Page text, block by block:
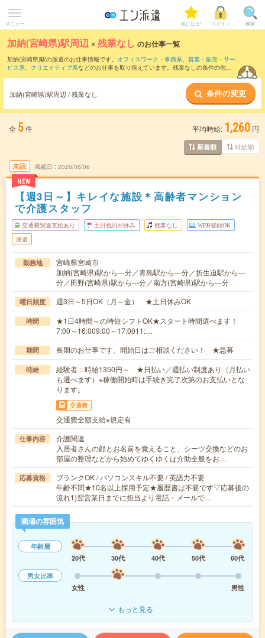
メニュー 気になる! ログイン 検索
加納(宮崎県)駅周辺 ×残業なし のお仕事一覧
加納(宮崎県)駅の派遣のお仕事情報です。 オフィスワーク・事務系、 営業・販売・サー
ビス系、 クリエイティブ系などのお仕事を取り揃えています。残業なしの条件の他
加納(宮崎県)駅周辺 / 残業なし 条件の変更
全 5件 平均時給: 1,260 円
新着順 時給順
未読
NEW
掲載日 2026/08/06
【週3日～】キレイな施設＊高齢者マンション
で介護スタッフ
交通費別途支給あり 土日祝日が休み 残業なし WEB登録OK
派遣
勤務地
宮崎県宮崎市
加納(宮崎県)駅から---分／青島駅から---分／折生迫駅から---
分／田野(宮崎県)駅から---分／南方(宮崎県)駅から---分
曜日頻度 週3日～5日OK（月～金） ★土日休みOK
時間
★1日4時間～の時短シフトOK★スタート時間選べます！
7:00～16:009:00～17:0011:…
期間 長期のお仕事です。開始日はご相談ください！ ★急募
時給
経験者：時給1350円～ ★日払い／週払い制度あり（月払い
も選べます）※稼働開始時は手続き完了次第のお支払いとな
ります。
交通費
交通費全額支給※規定有
仕事内容
介護関連
入居者さんの顔とお名前を覚えること、シーツ交換などのお
部屋の整理などから始めてゆくゆくは介助全般をお…
応募資格
ブランクOK / パソコンスキル不要 / 英語力不要
年齢不問★10名以上採用予定★履歴書は不要です▽応募後の
流れ1)翌営業日までに担当より電話・メールで…
職場の雰囲気
年齢層
20代
30代 40代 50代
60代
男女比率
女性
男性
もっと見る